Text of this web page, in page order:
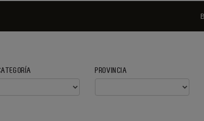
PROVINCIA